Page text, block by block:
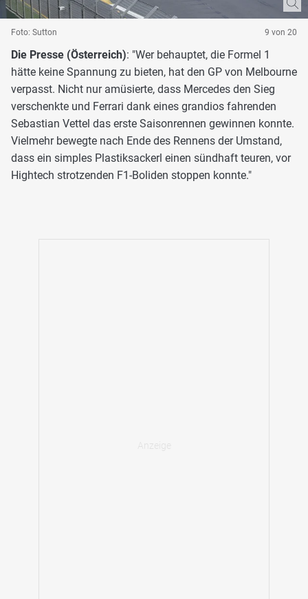
Foto: Sutton 9 von 20
Die Presse (Österreich): "Wer behauptet, die Formel 1
hätte keine Spannung zu bieten, hat den GP von Melbourne
verpasst. Nicht nur amüsierte, dass Mercedes den Sieg
verschenkte und Ferrari dank eines grandios fahrenden
Sebastian Vettel das erste Saisonrennen gewinnen konnte.
Vielmehr bewegte nach Ende des Rennens der Umstand,
dass ein simples Plastiksackerl einen sündhaft teuren, vor
Hightech strotzenden F1-Boliden stoppen konnte."